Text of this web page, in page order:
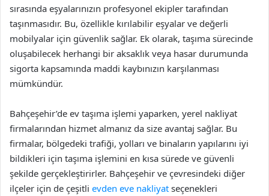
sırasında eşyalarınızın profesyonel ekipler tarafından
taşınmasıdır. Bu, özellikle kırılabilir eşyalar ve değerli
mobilyalar için güvenlik sağlar. Ek olarak, taşıma sürecinde
oluşabilecek herhangi bir aksaklık veya hasar durumunda
sigorta kapsamında maddi kaybınızın karşılanması
mümkündür.
Bahçeşehir’de ev taşıma işlemi yaparken, yerel nakliyat
firmalarından hizmet almanız da size avantaj sağlar. Bu
firmalar, bölgedeki trafiği, yolları ve binaların yapılarını iyi
bildikleri için taşıma işlemini en kısa sürede ve güvenli
şekilde gerçekleştirirler. Bahçeşehir ve çevresindeki diğer
ilçeler için de çeşitli evden eve nakliyat seçenekleri